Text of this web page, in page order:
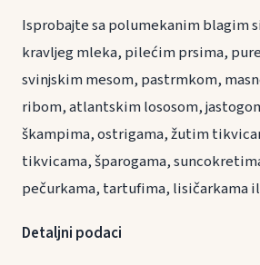
Isprobajte sa polumekanim blagim
kravljeg mleka, pilećim prsima,
svinjskim mesom, pastrmkom,
ribom, atlantskim lososom,
škampima, ostrigama, žutim
tikvicama, šparogama,
pečurkama, tartufima,
Detaljni podaci